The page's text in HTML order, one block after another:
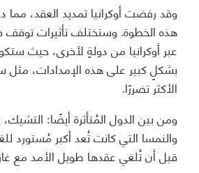
وقد رفضت أوكرانيا تمديد العقد، مما
هذه الخطوة. وستختلف تأثيرات توقف
عبر أوكرانيا من دولةٍ لأخرى، حيث
بشكلٍ كبير على هذه الإمدادات، مثل
الأكثر تضررًا.
ومن بين الدول المُتأثرة أيضًا: التشيك،
والنمسا التي كانت تُعد أكبر مُستورد
قبل أن تُلغي عقدها طويل الأمد مع